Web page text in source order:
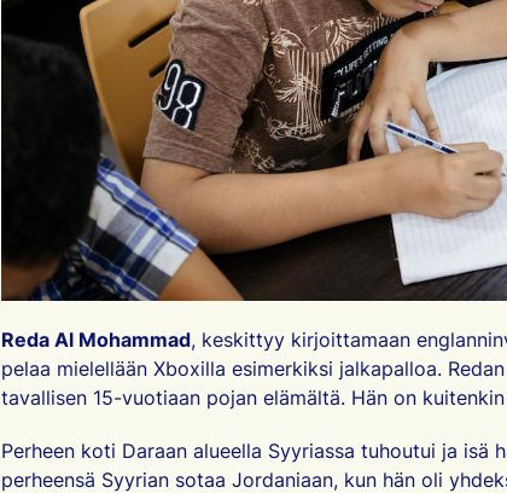
Reda Al Mohammad, keskittyy kirjoittamaan
pelaa mielellään Xboxilla esimerkiksi jalkapalloa.
tavallisen 15-vuotiaan pojan elämältä. Hän on
Perheen koti Daraan alueella Syyriassa tuhoutui ja isä
perheensä Syyrian sotaa Jordaniaan, kun hän oli